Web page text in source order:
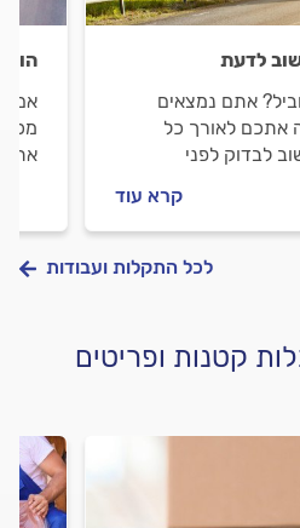
לדעת
אתם נמצאים
אתכם לאורך כל
לבדוק לפני
קרא עוד
אם
אתם
לכל התקלות ועבודות
קטנות ופריטים